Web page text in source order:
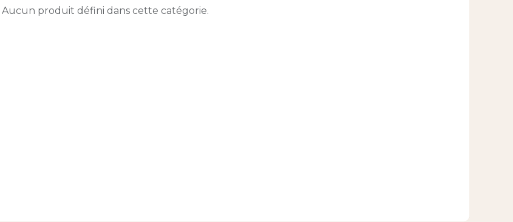
Aucun produit défini dans cette catégorie.